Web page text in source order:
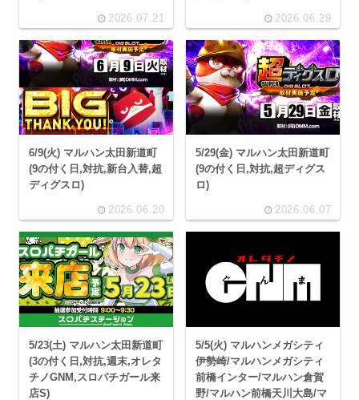
2026.07.21 2026.06.29
6/9(火) マルハン太田新道町
(9の付く日,対抗,新台入替,超
ディグスロ)
2026.06.20
5/29(金) マルハン太田新道町
(9の付く日,対抗,超ディグス
ロ)
2026.06.07
5/23(土) マルハン太田新道町
(3の付く日,対抗,週末,オレタ
チノGNM,スロパチガール来
店S)
5/5(火) マルハンメガシティ
伊勢崎/マルハンメガシティ
前橋インター/マルハン倉賀
野/マルハン前橋天川大島/マ